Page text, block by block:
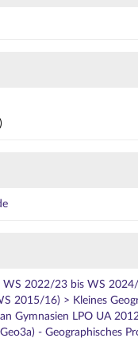
2022/23 bis WS
2015/16) > Kleines
Gymnasien LPO UA
- Geographisches